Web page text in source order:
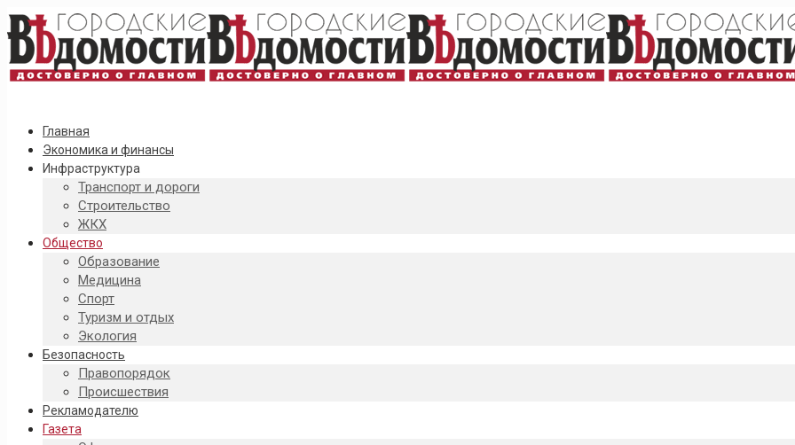
Главная
Экономика и финансы
Инфраструктура
Транспорт и дороги
Строительство
ЖКХ
Общество
Образование
Медицина
Спорт
Туризм и отдых
Экология
Безопасность
Правопорядок
Происшествия
Рекламодателю
Газета